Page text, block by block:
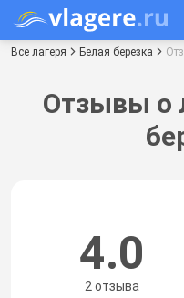
Все лагеря Белая березка
Отзывы о
4.0
2 отзыва